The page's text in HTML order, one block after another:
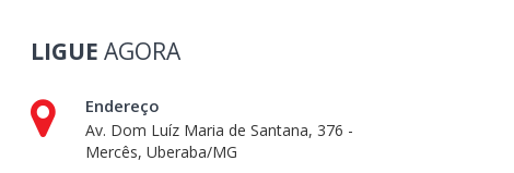
LIGUE AGORA
Endereço
Av. Dom Luíz Maria de Santana, 376 -
Mercês, Uberaba/MG